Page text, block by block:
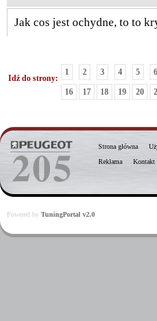
Jak cos jest ochydne, to to
Idź do strony:
1 2 3 4 5 6
16 17 18 19 20
Strona główna
Reklama
Kontakt
Powered by TuningPortal v2.0